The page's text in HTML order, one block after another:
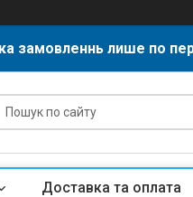
замовленнь лише по
Доставка та оплата